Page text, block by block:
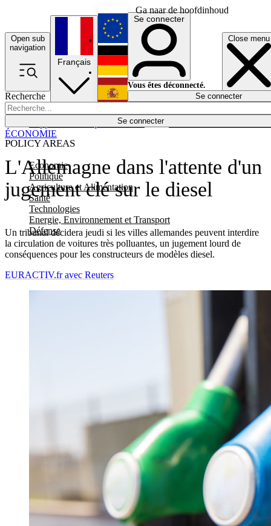
Ga naar de hoofdinhoud
Open sub
navigation
Close menu
Recherche
Se connecter
POLICY AREAS
Economie
Politique
Agriculture et Alimentation
Santé
Technologies
Energie, Environnement et Transport
Défense
Économie
Français
English
Deutsch
Español
Se connecter
Vous êtes déconnecté.
Se connecter
L'Allemagne dans l'attente d'un
jugement clé sur le diesel
Un tribunal décidera jeudi si les villes allemandes peuvent interdire
la circulation de voitures très polluantes, un jugement lourd de
conséquences pour les constructeurs de modèles diesel.
ÉCONOMIE
EURACTIV.fr avec Reuters